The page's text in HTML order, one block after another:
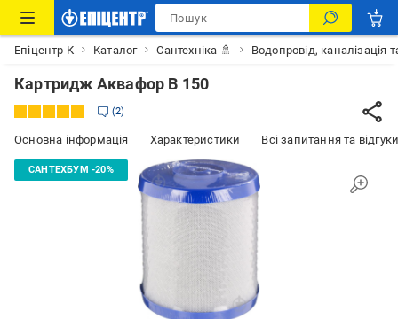
Епіцентр К Каталог Сантехніка 🚿 Водопровід, каналізація
Картридж Аквафор В 150
2
Основна інформація Характеристики Всі запитання та